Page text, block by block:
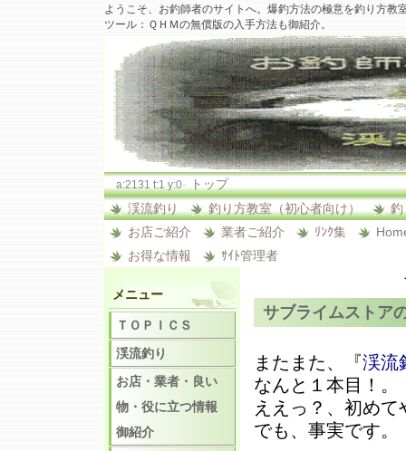
ようこそ、お釣師者のサイトへ。爆釣方法の極意を釣り方
ツール：ＱＨＭの無償版の入手方法も御紹介。
a:2131 t:1 y:0-
トップ
渓流釣り
釣り方教室（初心者向け）
釣
お店ご紹介
業者ご紹介 ﾘﾝｸ集
お得な情報
ｻｲﾄ管理者
サブライムストア
またまた、『渓流
なんと１本目！。
ええっ？、初め
でも、事実です。
メニュー
ＴＯＰＩＣＳ
渓流釣り
お店・業者・良い
物・役に立つ情報
御紹介